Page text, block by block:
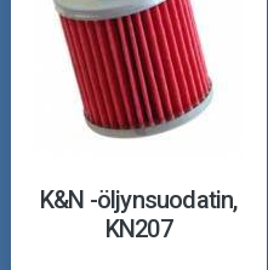
K&N -öljynsuodatin,
KN207